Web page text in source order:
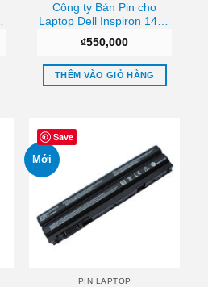
Công ty Bán Pin cho
Laptop Dell Inspiron 1464
₫550,000
THÊM VÀO GIỎ HÀNG
Save
Mới
PIN LAPTOP